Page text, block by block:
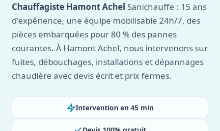
Chauffagiste Hamont Achel Sanichauffe : 15 ans
d'expérience, une équipe mobilisable 24h/7, des
pièces embarquées pour 80 % des pannes
courantes. À Hamont Achel, nous intervenons sur
fuites, débouchages, installations et dépannages
chaudière avec devis écrit et prix fermes.
Intervention en 45 min